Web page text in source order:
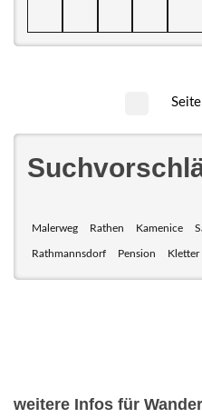
Malerweg Rathen Kamenice
Rathmannsdorf Pension Kletter
weitere Infos für